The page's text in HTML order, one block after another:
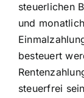
steuerlichen
und
besteuert
steuerfrei